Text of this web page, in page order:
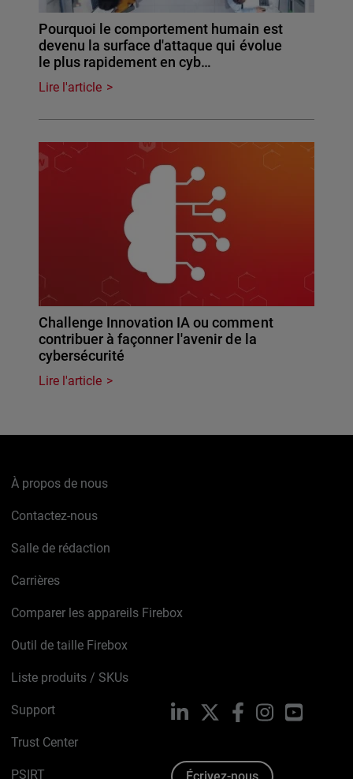
Pourquoi le comportement humain est
devenu la surface d'attaque qui évolue
le plus rapidement en cyb…
Lire l'article
Challenge Innovation IA ou comment
contribuer à façonner l'avenir de la
cybersécurité
Lire l'article
À propos de nous
Contactez-nous
Salle de rédaction
Carrières
Comparer les appareils Firebox
Outil de taille Firebox
Liste produits / SKUs
Support
Trust Center
PSIRT
LinkedIn FacebookInstagramYouTube